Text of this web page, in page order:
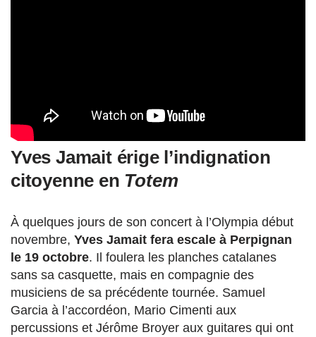
Yves Jamait érige l’indignation
citoyenne en Totem
À quelques jours de son concert à l’Olympia début
novembre, Yves Jamait fera escale à Perpignan
le 19 octobre. Il foulera les planches catalanes
sans sa casquette, mais en compagnie des
musiciens de sa précédente tournée. Samuel
Garcia à l’accordéon, Mario Cimenti aux
percussions et Jérôme Broyer aux guitares qui ont